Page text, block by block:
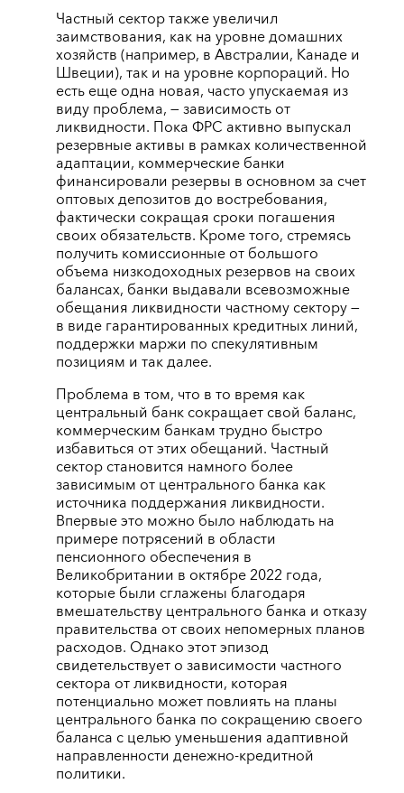
Частный сектор также увеличил
заимствования, как на уровне домашних
хозяйств (например, в Австралии, Канаде и
Швеции), так и на уровне корпораций. Но
есть еще одна новая, часто упускаемая из
виду проблема, — зависимость от
ликвидности. Пока ФРС активно выпускал
резервные активы в рамках количественной
адаптации, коммерческие банки
финансировали резервы в основном за счет
оптовых депозитов до востребования,
фактически сокращая сроки погашения
своих обязательств. Кроме того, стремясь
получить комиссионные от большого
объема низкодоходных резервов на своих
балансах, банки выдавали всевозможные
обещания ликвидности частному сектору —
в виде гарантированных кредитных линий,
поддержки маржи по спекулятивным
позициям и так далее.
Проблема в том, что в то время как
центральный банк сокращает свой баланс,
коммерческим банкам трудно быстро
избавиться от этих обещаний. Частный
сектор становится намного более
зависимым от центрального банка как
источника поддержания ликвидности.
Впервые это можно было наблюдать на
примере потрясений в области
пенсионного обеспечения в
Великобритании в октябре 2022 года,
которые были сглажены благодаря
вмешательству центрального банка и отказу
правительства от своих непомерных планов
расходов. Однако этот эпизод
свидетельствует о зависимости частного
сектора от ликвидности, которая
потенциально может повлиять на планы
центрального банка по сокращению своего
баланса с целью уменьшения адаптивной
направленности денежно-кредитной
политики.